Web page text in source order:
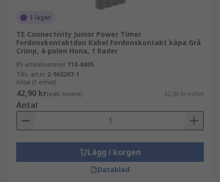
I lager
TE Connectivity Junior Power Timer
Fordonskontaktdon Kabel Fordonskontakt kåpa Grå
Crimp, 4-polen Hona, 1 Rader
RS-artikelnummer 718-6805
Tillv. art.nr 2-963207-1
Antal (1 enhet)
42,90 kr(exkl. moms) 42,90 kr/enhet
Antal
Lägg i korgen
Datablad